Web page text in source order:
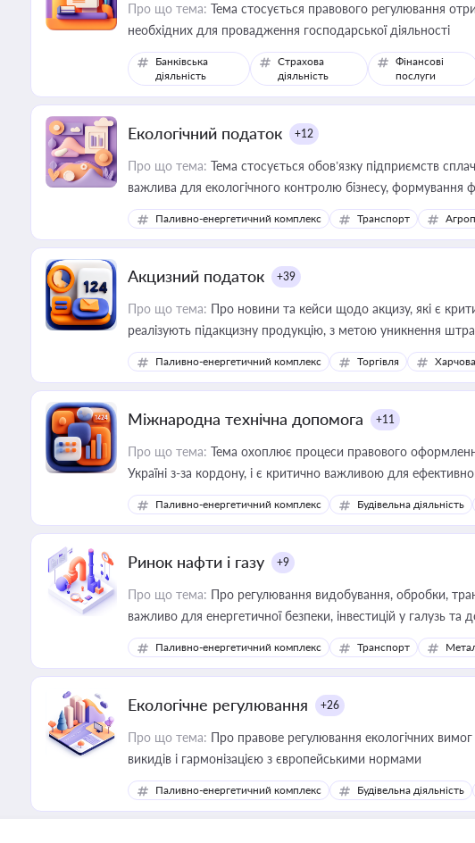
Про що тема: Тема стосується правового регулювання
необхідних для провадження господарської діяльності
Банківська
діяльність
Страхова
діяльність
Фінансові
послуги
Екологічний податок +12
Про що тема: Тема стосується обов’язку підприємств
важлива для екологічного контролю бізнесу, формування
законодавства
Паливно-енергетичний комплекс Транспорт
Акцизний податок +39
Про що тема: Про новини та кейси щодо акцизу, які є
реалізують підакцизну продукцію, з метою уникнення
Паливно-енергетичний комплекс Торгівля
Міжнародна технічна допомога +11
Про що тема: Тема охоплює процеси правового
Україні з-за кордону, і є критично важливою для
інфраструктурних проєктів
Паливно-енергетичний комплекс Будівельна діяльність
Ринок нафти і газу +9
Про що тема: Про регулювання видобування, обробки,
важливо для енергетичної безпеки, інвестицій у галузь та
Паливно-енергетичний комплекс Транспорт
Екологічне регулювання +26
Про що тема: Про правове регулювання екологічних
викидів і гармонізацією з європейськими нормами
Паливно-енергетичний комплекс Будівельна діяльність